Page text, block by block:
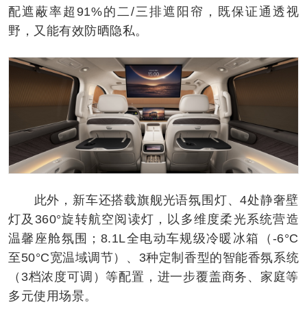
配遮蔽率超91%的二/三排遮阳帘，既保证通透视
野，又能有效防晒隐私。
此外，新车还搭载旗舰光语氛围灯、4处静奢壁
灯及360°旋转航空阅读灯，以多维度柔光系统营造
温馨座舱氛围；8.1L全电动车规级冷暖冰箱（-6°C
至50°C宽温域调节）、3种定制香型的智能香氛系统
（3档浓度可调）等配置，进一步覆盖商务、家庭等
多元使用场景。